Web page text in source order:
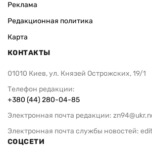
Реклама
Редакционная политика
Карта
КОНТАКТЫ
01010 Киев, ул. Князей Острожских, 19/1
Телефон редакции:
+380 (44) 280-04-85
Электронная почта редакции:
Электронная почта службы новостей:
СОЦСЕТИ